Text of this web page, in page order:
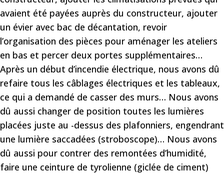
avaient été payées auprès du constructeur, ajouter
un évier avec bac de décantation, revoir
l’organisation des pièces pour aménager les ateliers
en bas et percer deux portes supplémentaires…
Après un début d’incendie électrique, nous avons dû
refaire tous les câblages électriques et les tableaux,
ce qui a demandé de casser des murs… Nous avons
dû aussi changer de position toutes les lumières
placées juste au -dessus des plafonniers, engendrant
une lumière saccadées (stroboscope)… Nous avons
dû aussi pour contrer des remontées d’humidité,
faire une ceinture de tyrolienne (giclée de ciment)